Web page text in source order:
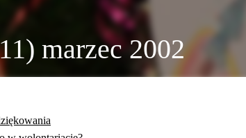
marzec 2002